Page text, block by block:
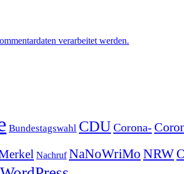
verarbeitet werden.
Bundestagswahl CDUCorona-
Nachruf NaNoWriMo NRW